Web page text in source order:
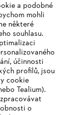
a podobné
mohli
některé
souhlasu.
účinnosti
profilů, jsou
cookie
Tealium).
o